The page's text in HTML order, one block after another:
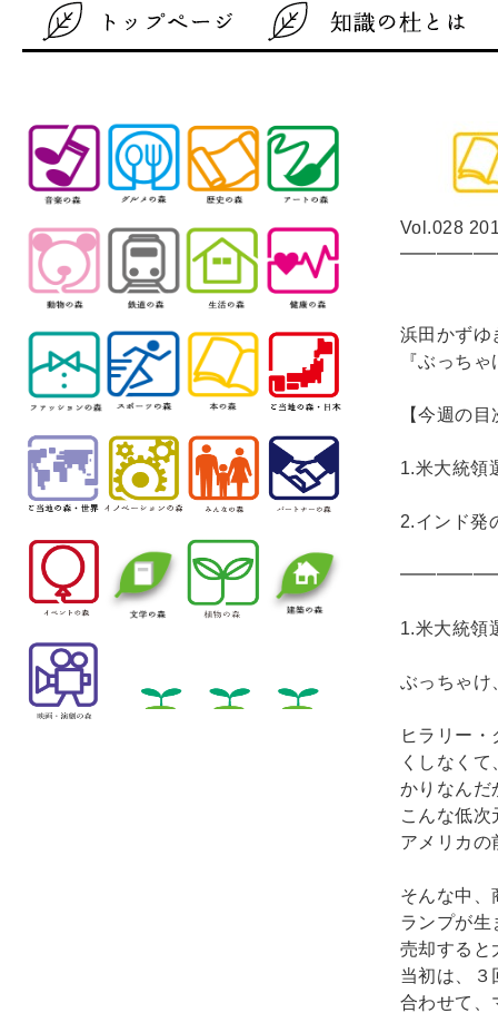
Vol.028
浜田かずゆ
『ぶっち
【今週の
1.米大統領
2.インド発
1.米大統領
ぶっちゃけ
ヒラリー
くしなく
かりなんだ
こんな低
アメリカの
そんな中、
ランプが生
売却すると
当初は、３
合わせて、